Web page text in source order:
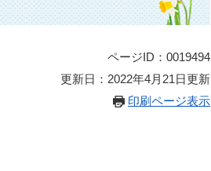
ページID：0019494
更新日：2022年4月21日更新
印刷ページ表示